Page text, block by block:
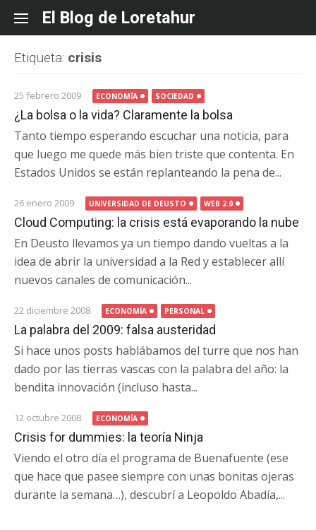
content
El Blog de Loretahur
Etiqueta: crisis
25 febrero 2009 ECONOMÍA SOCIEDAD
¿La bolsa o la vida? Claramente la bolsa
Tanto tiempo esperando escuchar una noticia, para
que luego me quede más bien triste que contenta. En
Estados Unidos se están replanteando la pena de...
26 enero 2009 UNIVERSIDAD DE DEUSTO WEB 2.0
Cloud Computing: la crisis está evaporando la nube
En Deusto llevamos ya un tiempo dando vueltas a la
idea de abrir la universidad a la Red y establecer allí
nuevos canales de comunicación...
22 diciembre 2008 ECONOMÍA PERSONAL
La palabra del 2009: falsa austeridad
Si hace unos posts hablábamos del turre que nos han
dado por las tierras vascas con la palabra del año: la
bendita innovación (incluso hasta...
12 octubre 2008 ECONOMÍA
Crisis for dummies: la teoría Ninja
Viendo el otro día el programa de Buenafuente (ese
que hace que pasee siempre con unas bonitas ojeras
durante la semana…), descubrí a Leopoldo Abadía,...